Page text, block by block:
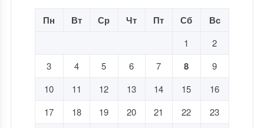
Пн Вт Ср Чт Пт Сб Вс
1
2
3
4 5 6 7 8
9
10
11 12 13 14 15
16
17
18 19 20 21 22
23